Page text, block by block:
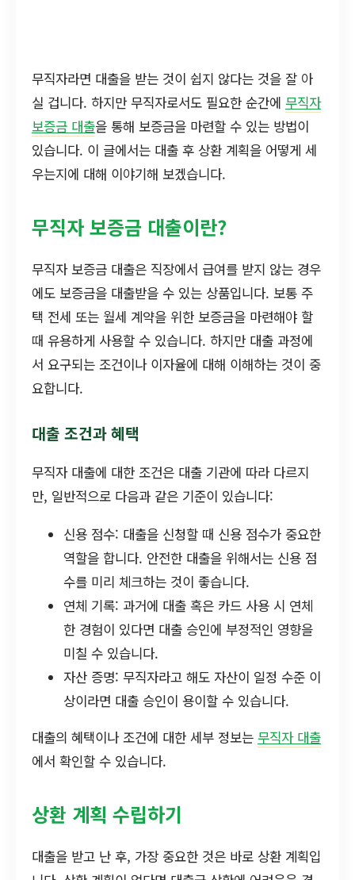
무직자라면 대출을 받는 것이 쉽지 않다는 것을 잘 아
실 겁니다. 하지만 무직자로서도 필요한 순간에 무직자
보증금 대출을 통해 보증금을 마련할 수 있는 방법이
있습니다. 이 글에서는 대출 후 상환 계획을 어떻게 세
우는지에 대해 이야기해 보겠습니다.
무직자 보증금 대출이란?
무직자 보증금 대출은 직장에서 급여를 받지 않는 경우
에도 보증금을 대출받을 수 있는 상품입니다. 보통 주
택 전세 또는 월세 계약을 위한 보증금을 마련해야 할
때 유용하게 사용할 수 있습니다. 하지만 대출 과정에
서 요구되는 조건이나 이자율에 대해 이해하는 것이 중
요합니다.
대출 조건과 혜택
무직자 대출에 대한 조건은 대출 기관에 따라 다르지
만, 일반적으로 다음과 같은 기준이 있습니다:
신용 점수: 대출을 신청할 때 신용 점수가 중요한
역할을 합니다. 안전한 대출을 위해서는 신용 점
수를 미리 체크하는 것이 좋습니다.
연체 기록: 과거에 대출 혹은 카드 사용 시 연체
한 경험이 있다면 대출 승인에 부정적인 영향을
미칠 수 있습니다.
자산 증명: 무직자라고 해도 자산이 일정 수준 이
상이라면 대출 승인이 용이할 수 있습니다.
대출의 혜택이나 조건에 대한 세부 정보는 무직자 대출
에서 확인할 수 있습니다.
상환 계획 수립하기
대출을 받고 난 후, 가장 중요한 것은 바로 상환 계획입